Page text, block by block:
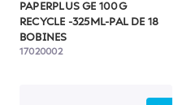
PAPERPLUS GE 100G
RECYCLE -325ML-PAL DE 18
BOBINES
17020002